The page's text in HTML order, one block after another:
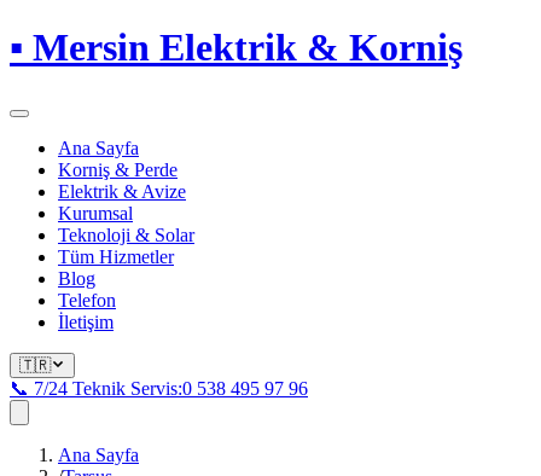
▪ Mersin Elektrik & Korniş
Ana Sayfa
Korniş & Perde
Elektrik & Avize
Kurumsal
Teknoloji & Solar
Tüm Hizmetler
Blog
Telefon
İletişim
🇹🇷
📞 7/24 Teknik Servis:0 538 495 97 96
Ana Sayfa